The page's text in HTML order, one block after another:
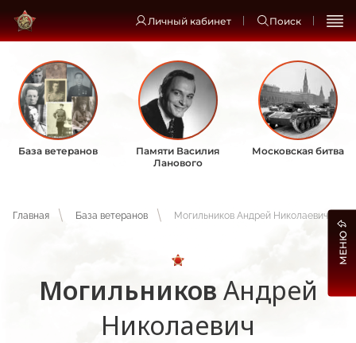
Личный кабинет Поиск
База ветеранов
Памяти Василия
Ланового
Московская битва
Главная База ветеранов Могильников Андрей Николаевич
Могильников Андрей
Николаевич
МЕНЮ